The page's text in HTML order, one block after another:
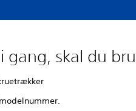
gang, skal du